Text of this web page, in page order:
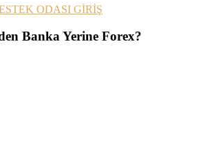
ODASI GİRİŞ
Banka Yerine Forex?